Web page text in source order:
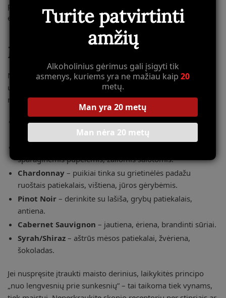
pabaigoje palyginti rezultatus. Tai sukuria žaismingą
elementą ir paskatina atidžiau analizuoti vynus.
Maisto derinimas su vynais
Nors degustacijose dažnai apsiribojama neutraliais
užkandžiais, galite paįvairinti renginį specialiai parinktais
maisto deriniais. Štai keletas klasikinių derinių:
Šampanas/putojantys vynai– tinka su austrėmis,
lengvais užkandžiais, sūriais krekeriais.
šparaginėmis pupelėmis, žaliomis salotomis.
Chardonnay – puikiai tinka su grietinėlės padažu
ruoštais patiekalais, vištiena, jūros gėrybėmis.
Pinot Noir – derinkite su lašiša, grybų patiekalais,
antiena.
Cabernet Sauvignon – jautiena, ėriena, brandinti sūriai.
Syrah/Shiraz – aštrūs mėsos patiekalai, žvėriena,
šokoladas.
Jei nuspręsite įtraukti maisto derinius, laikykitės principo
„nuo lengvesnių prie sunkesnių” – tai taikoma tiek vynams,
Turite patvirtinti
amžių
Alkoholinius gėrimus gali įsigyti tik
asmenys, kuriems yra ne mažiau kaip20
metų.
Man yra 20 metų
Man nėra 20 metų